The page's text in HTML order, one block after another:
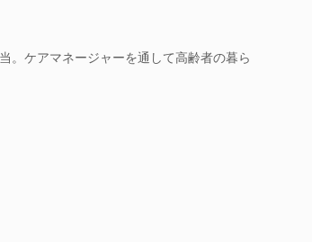
。ケアマネージャーを通して高齢者の暮ら